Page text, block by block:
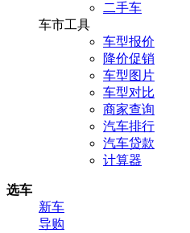
二手车
车市工具
车型报价
降价促销
车型图片
车型对比
商家查询
汽车排行
汽车贷款
计算器
选车
新车
导购